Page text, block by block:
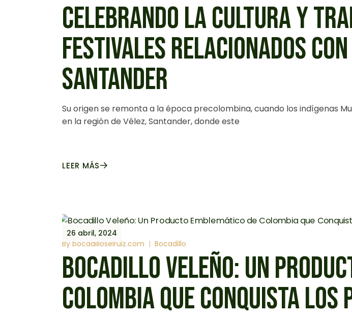
CELEBRANDO LA CULTURA Y
FESTIVALES RELACIONADOS
SANTANDER
Su origen se remonta a la época precolombina, cuando los indígenas
en la región de Vélez, Santander, donde este
LEER MÁS
26 abril, 2024
By bocadilloselruiz.com Bocadillo
BOCADILLO VELEÑO: UN
COLOMBIA QUE CONQUISTA